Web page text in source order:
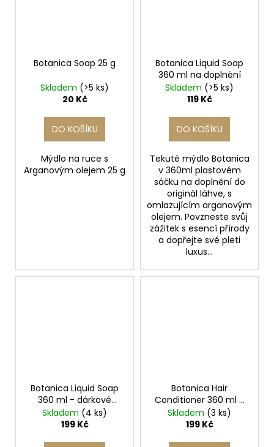
Botanica Soap 25 g
Skladem (>5 ks)
20 Kč
DO KOŠÍKU
Mýdlo na ruce s
Arganovým olejem 25 g
Botanica Liquid Soap
360 ml na doplnění
Skladem (>5 ks)
119 Kč
DO KOŠÍKU
Tekuté mýdlo Botanica
v 360ml plastovém
sáčku na doplnění do
originál láhve, s
omlazujícím arganovým
olejem. Povzneste svůj
zážitek s esencí přírody
a dopřejte své pleti
luxus...
Botanica Liquid Soap
360 ml - dárkové
balení
Skladem (4 ks)
199 Kč
Botanica Hair
Conditioner 360 ml -
dárkové balení
Skladem (3 ks)
199 Kč